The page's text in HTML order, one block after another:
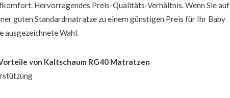
Hervorragendes Preis-Qualitäts-Verhältnis. Wenn Sie auf
guten Standardmatratze zu einem günstigen Preis für Ihr Baby
ausgezeichnete Wahl.
von Kaltschaum RG40 Matratzen